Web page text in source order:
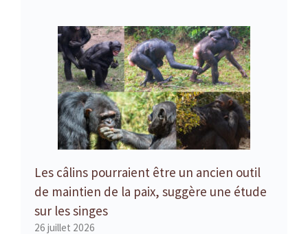
Les câlins pourraient être un ancien outil
de maintien de la paix, suggère une étude
sur les singes
26 juillet 2026